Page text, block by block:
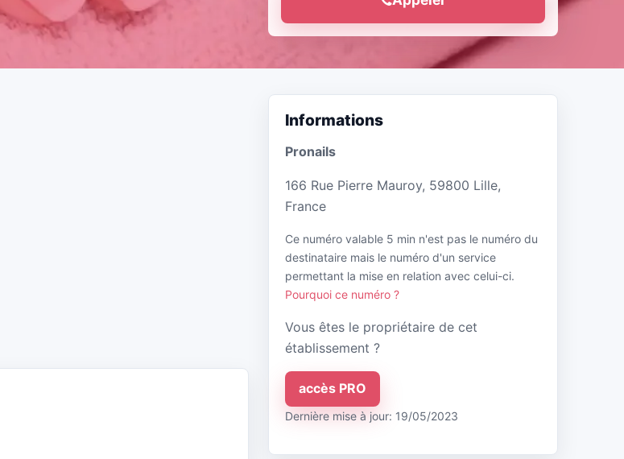
Informations
Pronails
166 Rue Pierre Mauroy, 59800 Lille,
France
Ce numéro valable 5 min n'est pas le numéro du
destinataire mais le numéro d'un service
permettant la mise en relation avec celui-ci.
Pourquoi ce numéro ?
Vous êtes le propriétaire de cet
établissement ?
accès PRO
Dernière mise à jour: 19/05/2023